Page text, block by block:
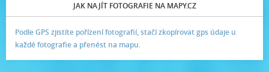
JAK NAJÍT FOTOGRAFIE NA MAPY.CZ
Podle GPS zjistíte pořízení fotografií, stačí zkopírovat gps údaje u
každé fotografie a přenést na mapu.